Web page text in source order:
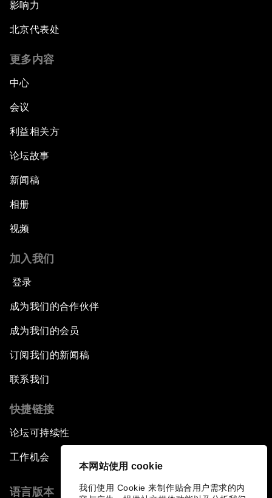
本网站使用 cookie
我们使用 Cookie 来制作贴合用户需求的内
影响力
北京代表处
更多内容
中心
会议
利益相关方
论坛故事
新闻稿
相册
视频
加入我们
登录
成为我们的合作伙伴
成为我们的会员
订阅我们的新闻稿
联系我们
快捷链接
论坛可持续性
工作机会
语言版本